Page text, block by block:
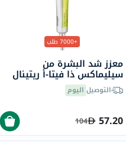
+7000 طلب
معزز شد البشرة من
سيليماكس ذا فيتا-أ ريتينال
شوت، 15 مل
التوصيل اليوم
57.20
104